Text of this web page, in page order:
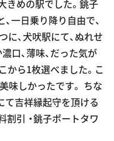
一日乗り降り自由で、
、犬吠駅にて、ぬれせ
口、薄味、だった気が
から1枚選べました。こ
味しかったです。 ちな
て吉祥縁起守を頂ける
割引 ・銚子ポートタワ